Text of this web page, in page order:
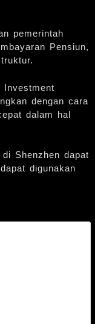
pemerintah
Pensiun,
Investment
dengan cara
dalam hal
Shenzhen dapat
digunakan